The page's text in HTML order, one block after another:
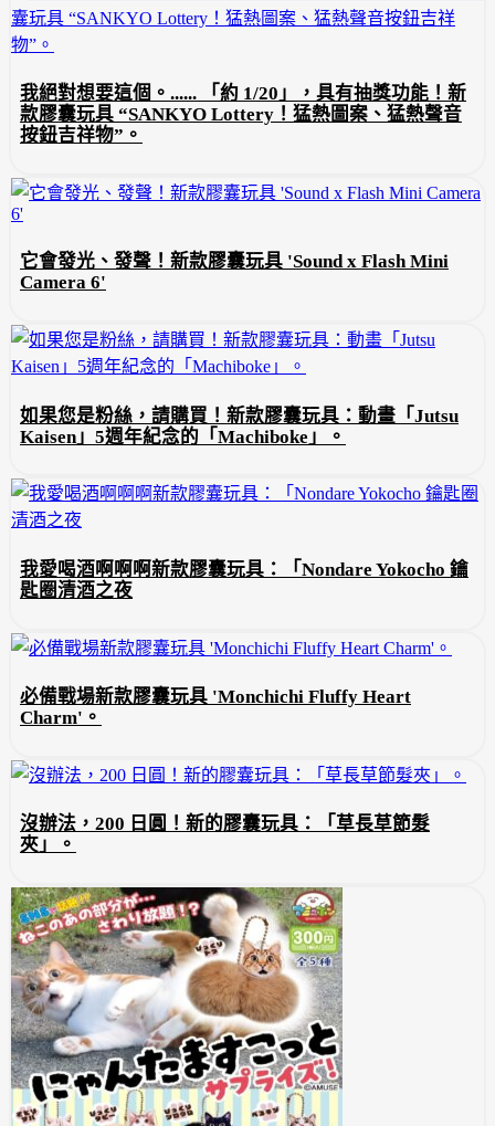
我絕對想要這個。...... 「約 1/20」，具有抽獎功能！新
款膠囊玩具 “SANKYO Lottery！猛熱圖案、猛熱聲音
按鈕吉祥物”。
它會發光、發聲！新款膠囊玩具 'Sound x Flash Mini
Camera 6'
如果您是粉絲，請購買！新款膠囊玩具：動畫「Jutsu
Kaisen」5週年紀念的「Machiboke」。
我愛喝酒啊啊啊新款膠囊玩具：「Nondare Yokocho 鑰
匙圈清酒之夜
必備戰場新款膠囊玩具 'Monchichi Fluffy Heart
Charm'。
沒辦法，200 日圓！新的膠囊玩具：「草長草節髮
夾」。